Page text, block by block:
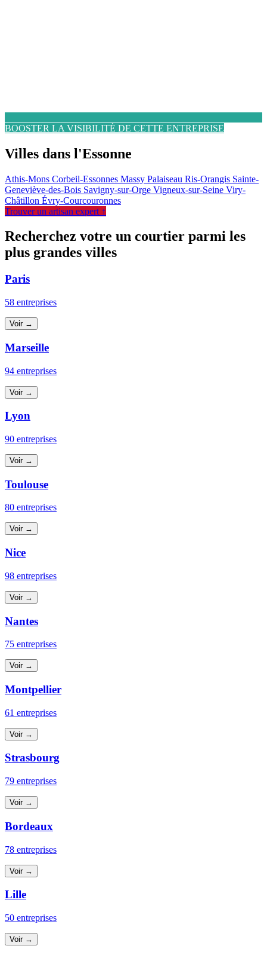
BOOSTER LA VISIBILITÉ DE CETTE ENTREPRISE
Villes dans l'Essonne
Athis-Mons Corbeil-Essonnes Massy Palaiseau Ris-Orangis Sainte-
Geneviève-des-Bois Savigny-sur-Orge Vigneux-sur-Seine Viry-
Châtillon Évry-Courcouronnes
Trouver un artisan expert ↑
Recherchez votre un courtier parmi les
plus grandes villes
Paris
58 entreprises
Voir →
Marseille
94 entreprises
Voir →
Lyon
90 entreprises
Voir →
Toulouse
80 entreprises
Voir →
Nice
98 entreprises
Voir →
Nantes
75 entreprises
Voir →
Montpellier
61 entreprises
Voir →
Strasbourg
79 entreprises
Voir →
Bordeaux
78 entreprises
Voir →
Lille
50 entreprises
Voir →